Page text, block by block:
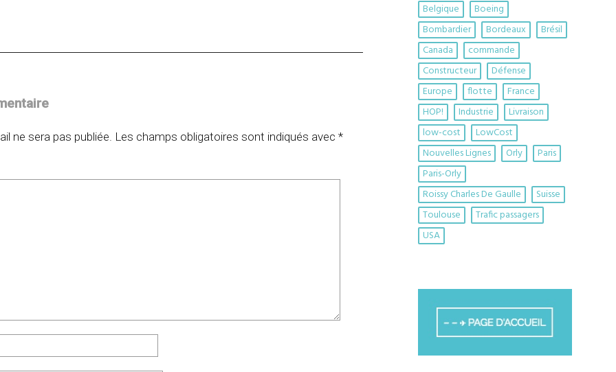
ne sera pas publiée. Les champs obligatoires sont indiqués avec *
Belgique
Boeing
Bombardier
Bordeaux
Brésil
Canada
commande
Constructeur
Défense
Europe
flotte
France
HOP!
Industrie
Livraison
low-cost
LowCost
Nouvelles Lignes
Orly
Paris
Paris-Orly
Roissy Charles De Gaulle
Suisse
Toulouse
Trafic passagers
USA